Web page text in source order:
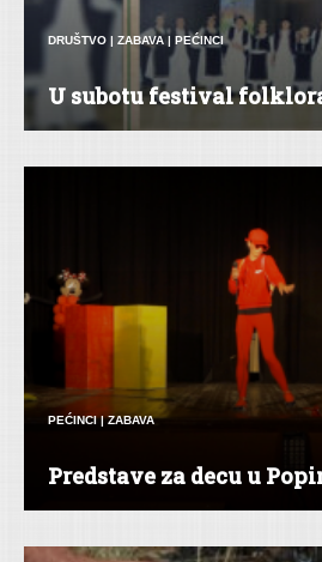
DRUŠTVO | ZABAVA | PEĆINCI
U subotu festival
PEĆINCI|ZABAVA
Predstave za decu u